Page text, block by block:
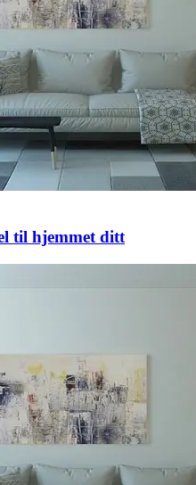
til hjemmet ditt